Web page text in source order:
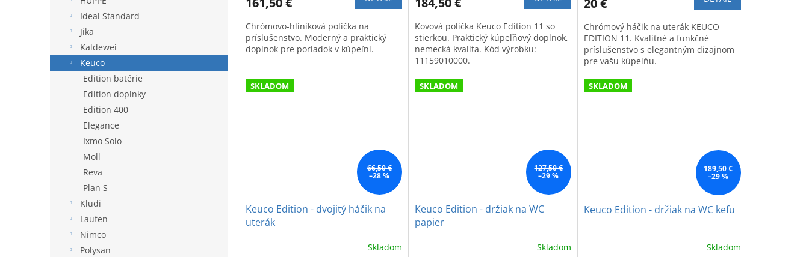
Ideal Standard
Jika
Kaldewei
Keuco
Edition batérie
Edition doplnky
Edition 400
Elegance
Ixmo Solo
Moll
Reva
Plan S
Kludi
Laufen
Nimco
Polysan
Chrómovo-hliníková polička na
príslušenstvo. Moderný a praktický
doplnok pre poriadok v kúpeľni.
Kovová polička Keuco Edition 11 so
stierkou. Praktický kúpeľňový doplnok,
nemecká kvalita. Kód výrobku:
11159010000.
Chrómový háčik na uterák KEUCO
EDITION 11. Kvalitné a funkčné
príslušenstvo s elegantným dizajnom
pre vašu kúpeľňu.
SKLADOM
66,50 €
–28 %
Keuco Edition - dvojitý háčik na
uterák
Skladom
SKLADOM
127,50 €
–29 %
Keuco Edition - držiak na WC
papier
Skladom
SKLADOM
189,50 €
–29 %
Keuco Edition - držiak na WC kefu
Skladom